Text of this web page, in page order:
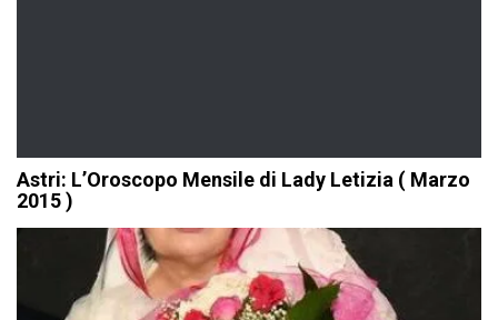
Astri: L’Oroscopo Mensile di Lady Letizia ( Marzo
2015 )